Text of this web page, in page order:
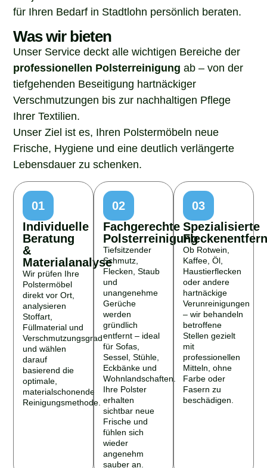
für Ihren Bedarf in Stadtlohn persönlich beraten.
Was wir bieten
Unser Service deckt alle wichtigen Bereiche der
professionellen Polsterreinigung ab – von der
tiefgehenden Beseitigung hartnäckiger
Verschmutzungen bis zur nachhaltigen Pflege
Ihrer Textilien.
Unser Ziel ist es, Ihren Polstermöbeln neue
Frische, Hygiene und eine deutlich verlängerte
Lebensdauer zu schenken.
01
Individuelle
Beratung
&
Materialanalyse
Wir prüfen Ihre
Polstermöbel
direkt vor Ort,
analysieren
Stoffart,
Füllmaterial und
Verschmutzungsgrad
und wählen
darauf
basierend die
optimale,
materialschonende
Reinigungsmethode.
02
Fachgerechte
Polsterreinigung
Tiefsitzender
Schmutz,
Flecken, Staub
und
unangenehme
Gerüche
werden
gründlich
entfernt – ideal
für Sofas,
Sessel, Stühle,
Eckbänke und
Wohnlandschaften.
Ihre Polster
erhalten
sichtbar neue
Frische und
fühlen sich
wieder
angenehm
sauber an.
03
Spezialisierte
Ob Rotwein,
Kaffee, Öl,
Haustierflecken
oder andere
hartnäckige
Verunreinigungen
– wir behandeln
betroffene
Stellen gezielt
mit
professionellen
Mitteln, ohne
Farbe oder
Fasern zu
beschädigen.